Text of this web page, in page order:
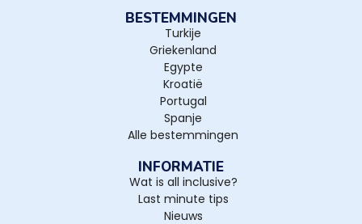
BESTEMMINGEN
Turkije
Griekenland
Egypte
Kroatië
Portugal
Spanje
Alle bestemmingen
INFORMATIE
Wat is all inclusive?
Last minute tips
Nieuws